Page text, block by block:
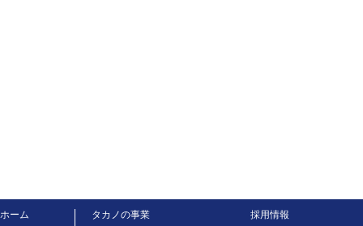
ホーム
タカノの事業
採用情報